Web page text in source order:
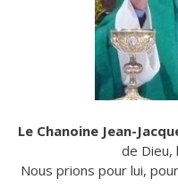
Le Chanoine Jean-
de Dieu,
Nous prions pour lui,